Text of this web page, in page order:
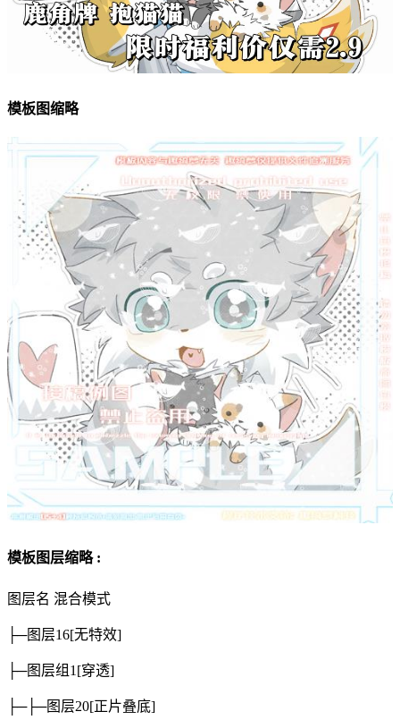
模板图缩略
模板图层缩略 :
图层名 混合模式
├─图层16[无特效]
├─图层组1 [穿透]
├─├─图层20[正片叠底]